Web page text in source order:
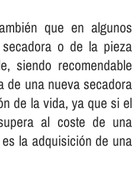
que en algunos
o de la pieza
siendo recomendable
de una nueva secadora
de la vida, ya que si el
al coste de una
la adquisición de una